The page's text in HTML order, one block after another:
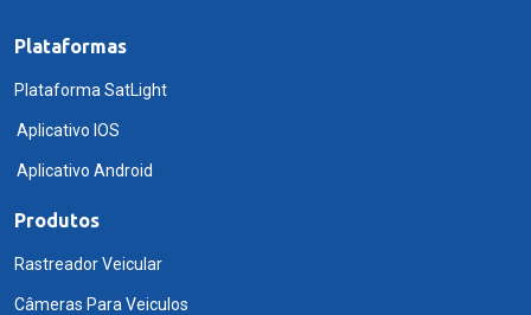
Plataformas
Plataforma SatLight
Aplicativo IOS
Aplicativo Android
Produtos
Rastreador Veicular
Câmeras Para Veiculos